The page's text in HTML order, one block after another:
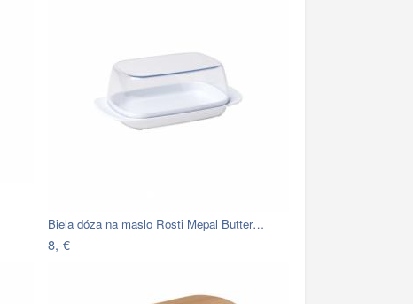
Biela dóza na maslo Rosti Mepal Butter…
8,-€